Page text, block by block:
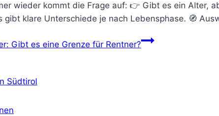
wieder kommt die Frage auf: 👉 Gibt es ein Alter,
gibt klare Unterschiede je nach Lebensphase. 🧭
Gibt es eine Grenze für Rentner?